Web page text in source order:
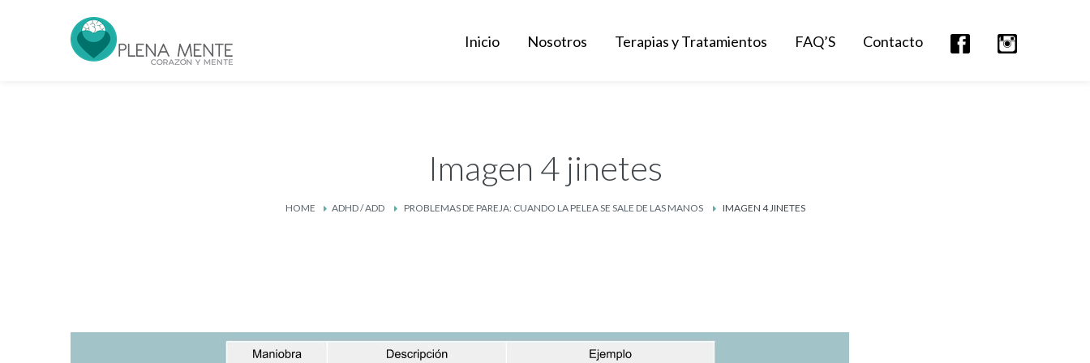
Inicio Nosotros Terapias y Tratamientos FAQ’S Contacto
Imagen 4 jinetes
HOME ADHD / ADD PROBLEMAS DE PAREJA: CUANDO LA PELEA SE SALE DE LAS MANOS IMAGEN 4 JINETES